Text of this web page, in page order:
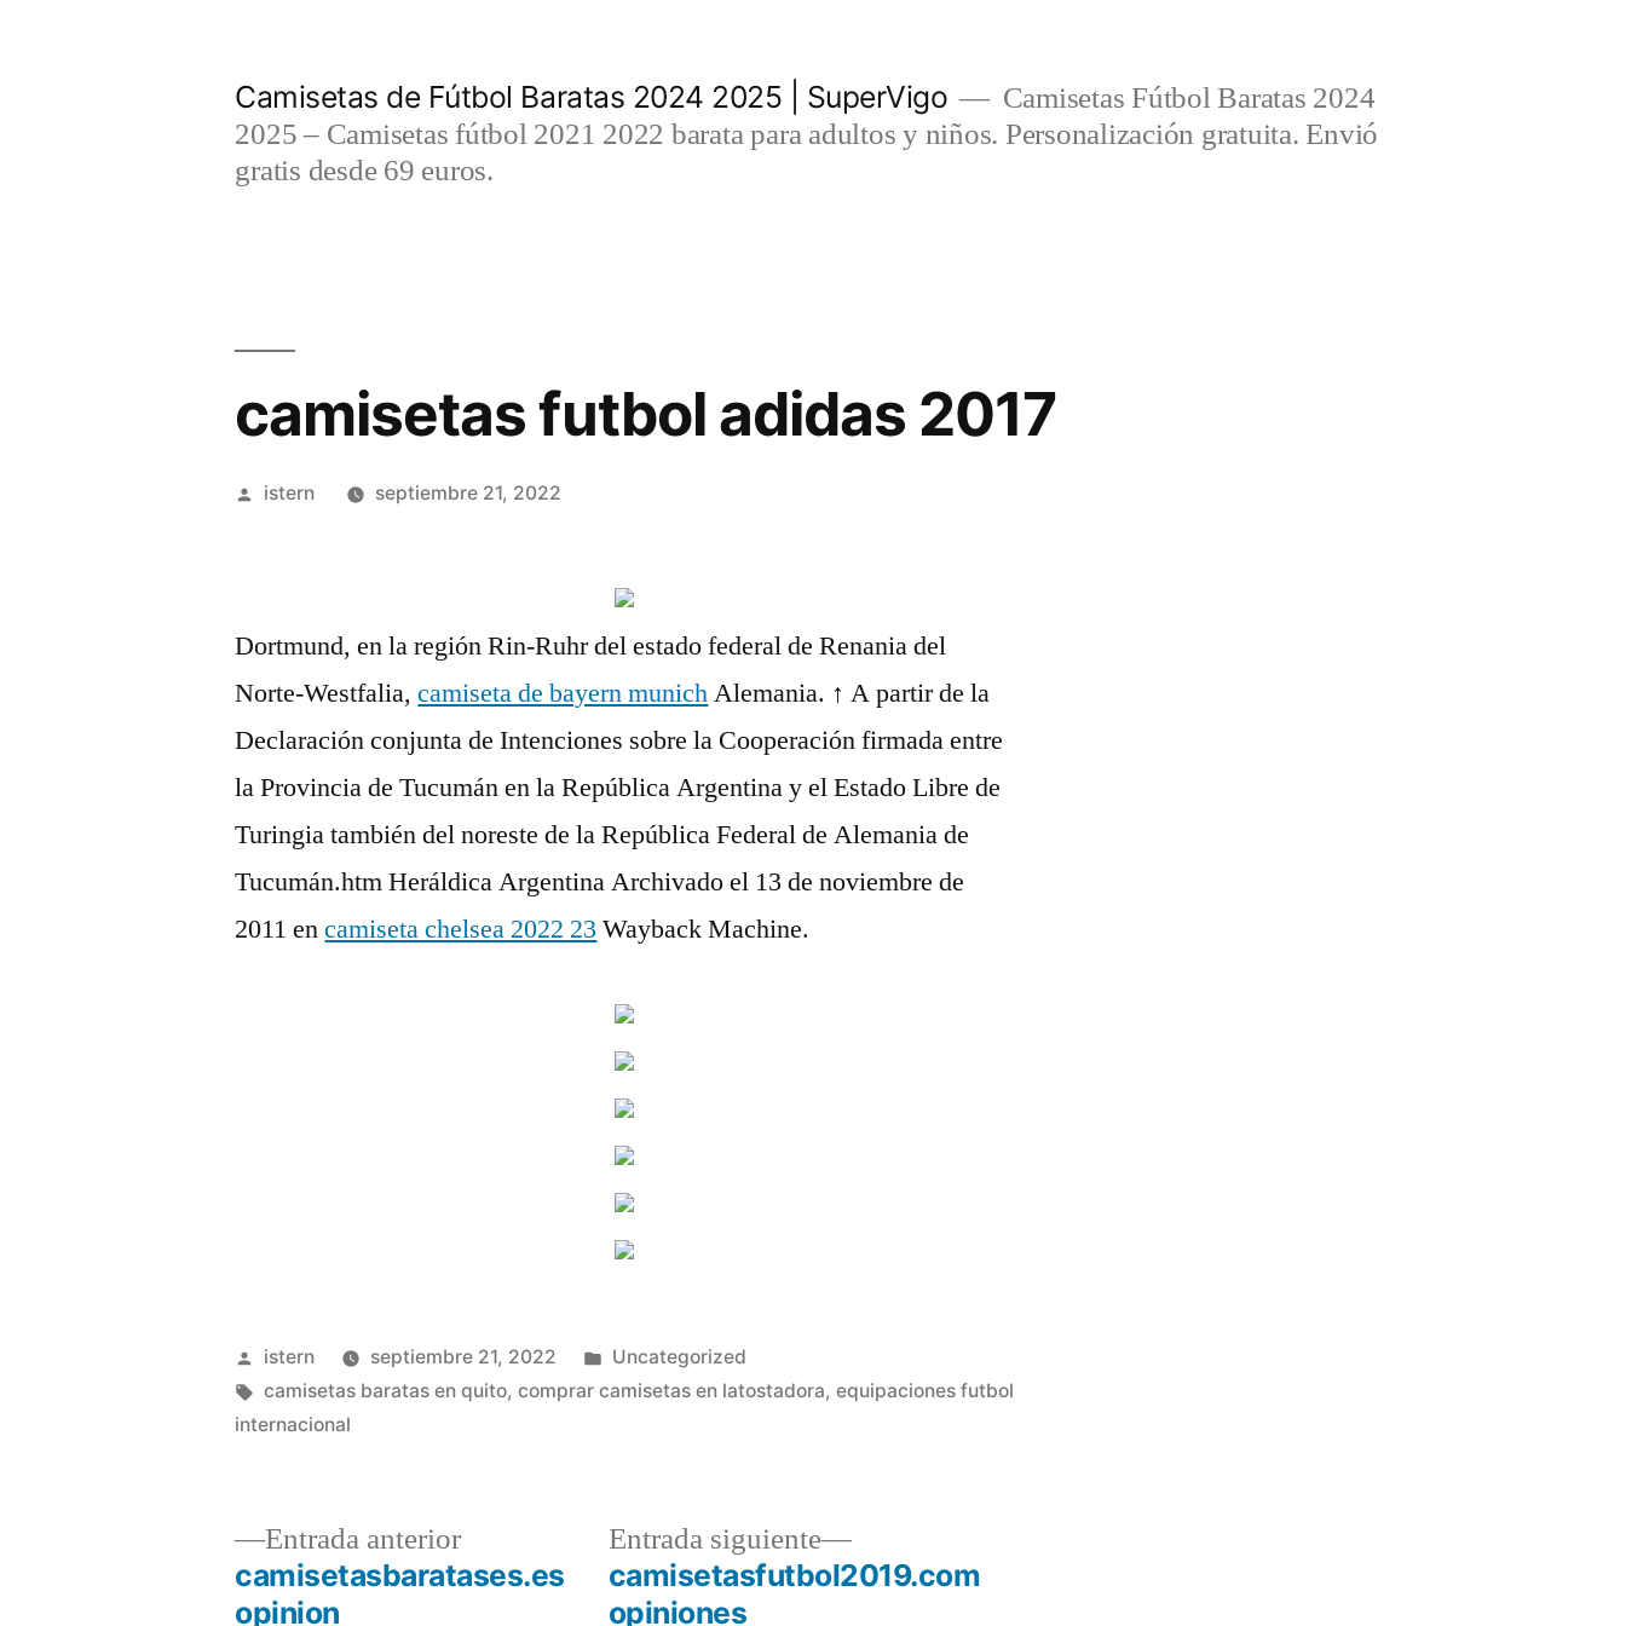
Camisetas de Fútbol Baratas 2024 2025 | SuperVigo
Camisetas Fútbol Baratas 2024
2025 – Camisetas fútbol 2021 2022 barata para adultos y niños. Personalización gratuita. Envió
gratis desde 69 euros.
camisetas futbol adidas 2017
Publicado
istern septiembre 21, 2022
Dortmund, en la región Rin-Ruhr del estado federal de Renania del
Norte-Westfalia,camiseta de bayern munichAlemania. ↑ A partir de la
Declaración conjunta de Intenciones sobre la Cooperación firmada entre
la Provincia de Tucumán en la República Argentina y el Estado Libre de
Turingia también del noreste de la República Federal de Alemania de
Tucumán.htm Heráldica Argentina Archivado el 13 de noviembre de
2011 encamiseta chelsea 2022 23 Wayback Machine.
Publicado
por
istern septiembre 21, 2022
Publicado
en
Uncategorized
Etiquetas:
camisetas baratas en quito,comprar camisetas en latostadora,equipaciones futbol
internacional
Navegación
Entrada anteriorEntrada
anterior:
camisetasbaratases.es
opinion
Entrada siguiente
Entrada
siguiente:
camisetasfutbol2019.com
opiniones